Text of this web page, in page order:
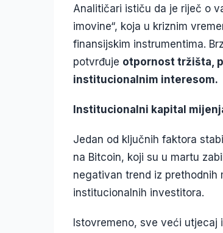
Analitičari ističu da je riječ o
imovine“, koja u kriznim
finansijskim instrumentima.
potvrđuje otpornost tržišta,
institucionalnim interesom.
Institucionalni kapital
Jedan od ključnih faktora
na Bitcoin, koji su u martu
negativan trend iz prethodnih
institucionalnih investitora.
Istovremeno, sve veći utjecaj